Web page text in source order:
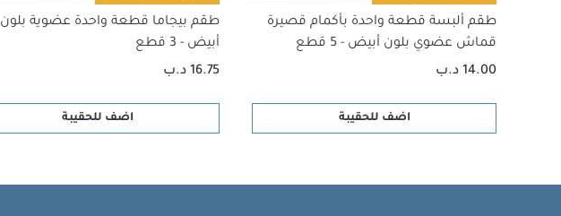
طقم ألبسة قطعة واحدة بأكمام قصيرة
قماش عضوي بلون أبيض - 5 قطع
14.00 د.ب
اضف للحقيبة
طقم بيجاما قطعة واحدة عضوية بلون
أبيض - 3 قطع
16.75 د.ب
اضف للحقيبة